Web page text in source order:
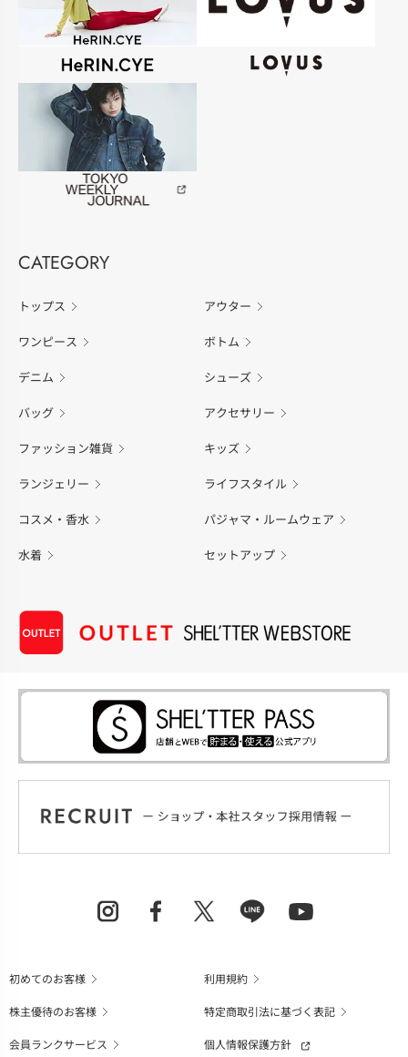
CATEGORY
トップス アウター
ワンピース ボトム
デニム シューズ
バッグ アクセサリー
ファッション雑貨 キッズ
ランジェリー ライフスタイル
コスメ・香水 パジャマ・ルームウェア
水着 セットアップ
初めてのお客様
利用規約
株主優待のお客様
特定商取引法に基づく表記
会員ランクサービス
個人情報保護方針